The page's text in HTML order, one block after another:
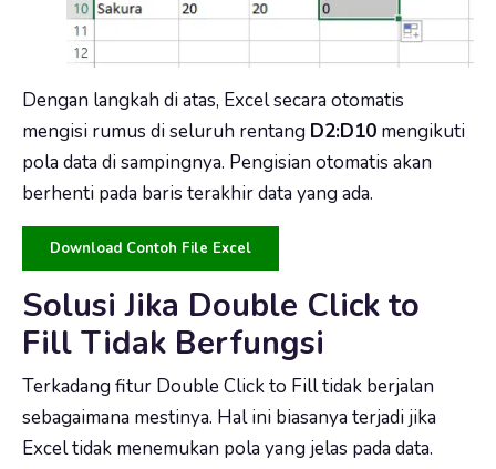
Dengan langkah di atas, Excel secara otomatis
mengisi rumus di seluruh rentang D2:D10 mengikuti
pola data di sampingnya. Pengisian otomatis akan
berhenti pada baris terakhir data yang ada.
Download Contoh File Excel
Solusi Jika Double Click to
Fill Tidak Berfungsi
Terkadang fitur Double Click to Fill tidak berjalan
sebagaimana mestinya. Hal ini biasanya terjadi jika
Excel tidak menemukan pola yang jelas pada data.